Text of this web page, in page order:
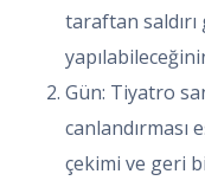
taraftan
Gün: Tiyatro
canlandırması
çekimi ve geri